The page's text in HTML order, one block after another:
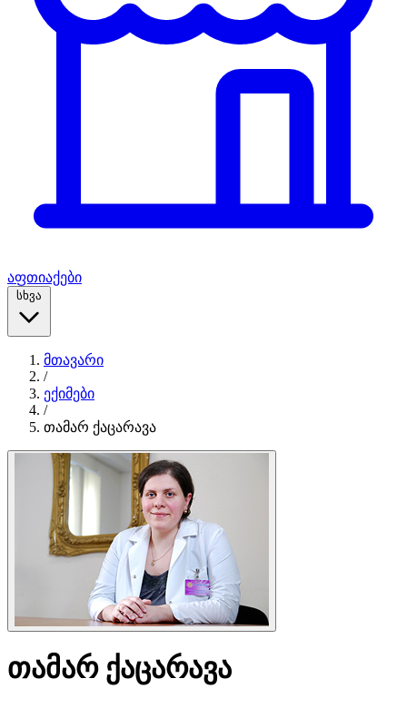
აფთიაქები
სხვა
მთავარი
/
ექიმები
/
თამარ ქაცარავა
თამარ ქაცარავა